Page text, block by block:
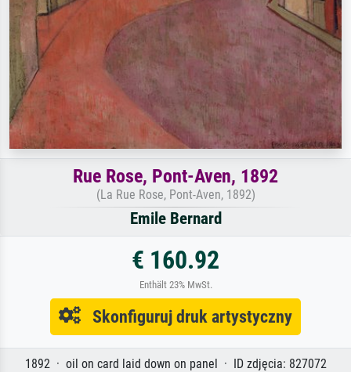
Rue Rose, Pont-Aven, 1892
(La Rue Rose, Pont-Aven, 1892)
Emile Bernard
€ 160.92
Enthält 23% MwSt.
Skonfiguruj druk artystyczny
1892 · oil on card laid down on panel · ID zdjęcia: 827072